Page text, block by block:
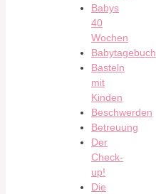
Babys
40
Wochen
Babytagebuch
Basteln
mit
Kinden
Beschwerden
Betreuung
Der
Check-
up!
Die